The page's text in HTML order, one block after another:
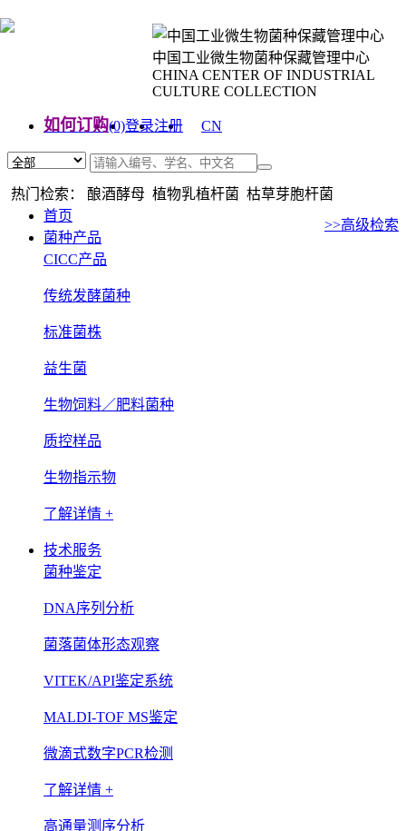
中国工业微生物菌种保藏管理中心
CHINA CENTER OF INDUSTRIAL
CULTURE COLLECTION
如何订购(0)登录注册
CN
热门检索： 酿酒酵母 植物乳植杆菌 枯草芽胞杆菌
>>高级检索
首页
菌种产品
CICC产品
传统发酵菌种
标准菌株
益生菌
生物饲料／肥料菌种
质控样品
生物指示物
了解详情 +
技术服务
菌种鉴定
DNA序列分析
菌落菌体形态观察
VITEK/API鉴定系统
MALDI-TOF MS鉴定
微滴式数字PCR检测
了解详情 +
高通量测序分析